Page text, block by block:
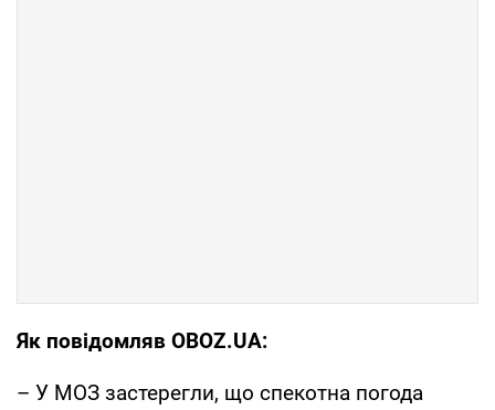
Як повідомляв OBOZ.UA:
– У МОЗ застерегли, що спекотна погода